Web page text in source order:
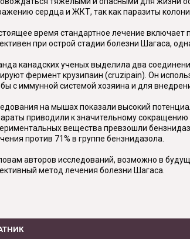
сердца и ЖКТ, так как паразиты
время стандартное лечение
при острой стадии болезни Шагаса,
канадских ученых выделила два
фермент крузипаин (cruzipain). Он
с иммунной системой хозяина и для
на мышах показали высокий
приводили к значительному
вещества превзошли
против 71% в группе бензнидазола.
авторов исследований, возможно в
метод лечения болезни Шагаса.